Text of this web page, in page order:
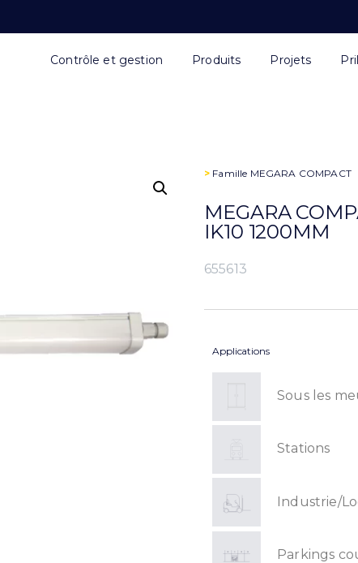
Contrôle et gestion Produits Projets
> Famille MEGARA COMPACT
MEGARA
IK10 1200MM
655613
Applications
Sous les
Stations
Industrie/
Parkings